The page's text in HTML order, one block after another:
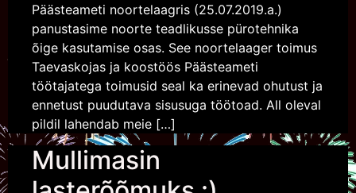
Päästeameti noortelaagris (25.07.2019.a.)
panustasime noorte teadlikusse pürotehnika
õige kasutamise osas. See noortelaager toimus
Taevaskojas ja koostöös Päästeameti
töötajatega toimusid seal ka erinevad ohutust ja
ennetust puudutava sisusuga töötoad. All oleval
pildil lahendab meie […]
Mullimasin